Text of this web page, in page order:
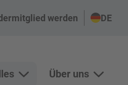
werden DE
Publikationen anzeigen
Unterseiten von Aktuelles
Über uns